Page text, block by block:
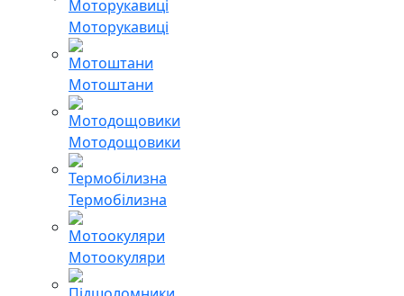
Моторукавиці
Мотоштани
Мотодощовики
Термобілизна
Мотоокуляри